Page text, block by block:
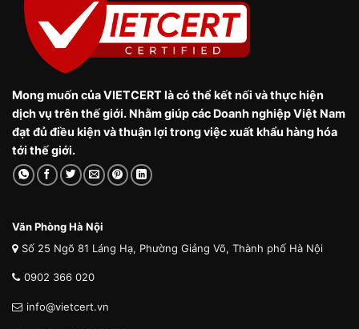
Mong muốn của VIETCERT là có thể kết nối và thực hiện
dịch vụ trên thế giới. Nhằm giúp các Doanh nghiệp Việt Nam
đạt đủ điều kiện và thuận lợi trong việc xuất khẩu hàng hóa
tới thế giới.
Văn Phòng Hà Nội
Số 25 Ngõ 81 Láng Hạ, Phường Giảng Võ, Thành phố Hà Nội
0902 366 020
info@vietcert.vn